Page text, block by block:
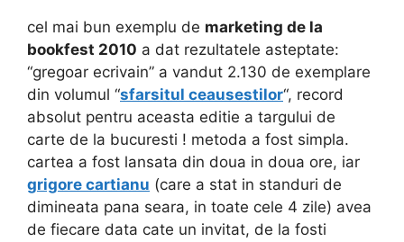
cel mai bun exemplu de marketing de la
bookfest 2010 a dat rezultatele asteptate:
“gregoar ecrivain” a vandut 2.130 de exemplare
din volumul “sfarsitul ceausestilor“, record
absolut pentru aceasta editie a targului de
carte de la bucuresti ! metoda a fost simpla.
cartea a fost lansata din doua in doua ore, iar
grigore cartianu (care a stat in standuri de
dimineata pana seara, in toate cele 4 zile) avea
de fiecare data cate un invitat, de la fosti